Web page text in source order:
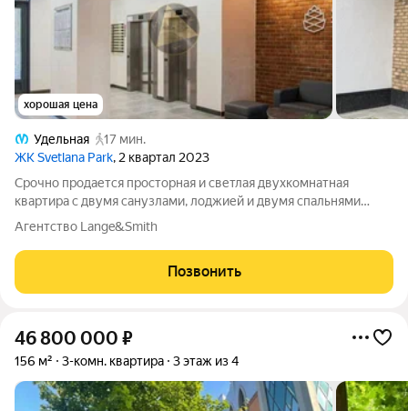
хорошая цена
Удельная
17 мин.
ЖК Svetlana Park, 2 квартал 2023
Срочно продается просторная и светлая двухкомнатная
квартира с двумя санузлами, лоджией и двумя спальнями
общей площадью 68.80 м2 Жилой комплекс, объединивший в
себе эстетику современной архитектуры, приватность,
комфорт и возможность наслаждаться
Агентство Lange&Smith
Позвонить
46 800 000 ₽
156 м² 3-комн. квартира 3 этаж из 4